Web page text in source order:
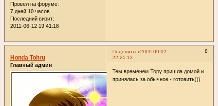
Провел на форуме:
7 дней 10 часов
Последний визит:
2011-06-12 19:41:18
Поделиться 8
2009-09-02
22:25:13
Honda Tohru
Главный админ
Тем временем Тору пришла домой и
принялась за обычное - готовить)))